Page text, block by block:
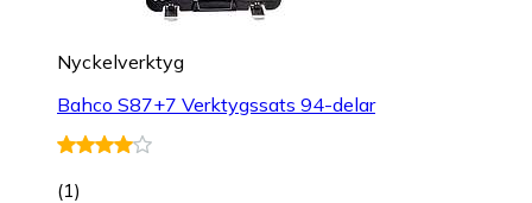
Nyckelverktyg
Bahco S87+7 Verktygssats 94-delar
(1)